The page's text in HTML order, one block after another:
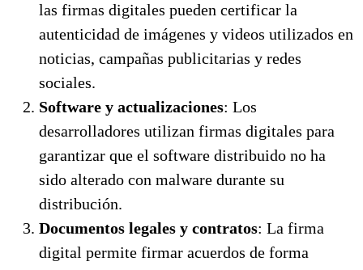
las firmas digitales pueden certificar la
autenticidad de imágenes y videos utilizados en
noticias, campañas publicitarias y redes
sociales.
Software y actualizaciones: Los
desarrolladores utilizan firmas digitales para
garantizar que el software distribuido no ha
sido alterado con malware durante su
distribución.
Documentos legales y contratos: La firma
digital permite firmar acuerdos de forma